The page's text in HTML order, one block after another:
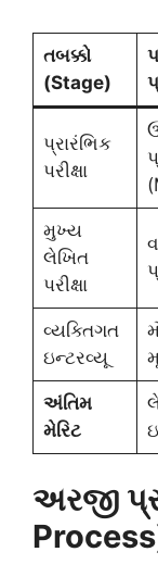
તબક્કો
(Stage)
પ્રારંભિક
પરીક્ષા
મુખ્ય
લેખિત
પરીક્ષા
વ્યક્તિગત
ઇન્ટરવ્યૂ
અંતિમ
મેરિટ
અરજી